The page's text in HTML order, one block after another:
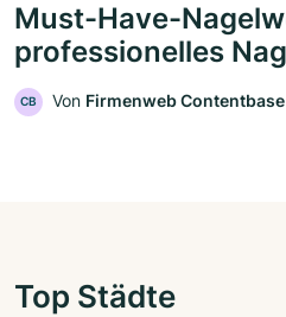
Must-Have-
professionelles
CB Von Firmenweb Contentbase
Top Städte